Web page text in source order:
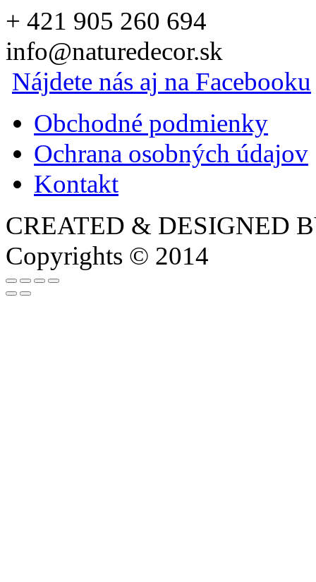
+ 421 905 260 694
info@naturedecor.sk
Nájdete nás aj na Facebooku
Obchodné podmienky
Ochrana osobných údajov
Kontakt
CREATED & DESIGNED
Copyrights © 2014